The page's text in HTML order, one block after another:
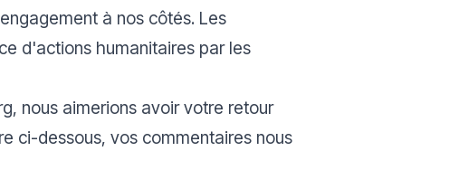
à nos côtés. Les
d'actions humanitaires par les
nous aimerions avoir votre retour
ci-dessous, vos commentaires nous